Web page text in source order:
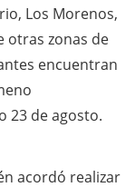
Los Morenos,
otras zonas de
encuentran
23 de agosto.
acordó realizar